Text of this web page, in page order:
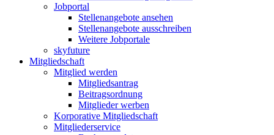
Jobportal
Stellenangebote ansehen
Stellenangebote ausschreiben
Weitere Jobportale
skyfuture
Mitgliedschaft
Mitglied werden
Mitgliedsantrag
Beitragsordnung
Mitglieder werben
Korporative Mitgliedschaft
Mitgliederservice